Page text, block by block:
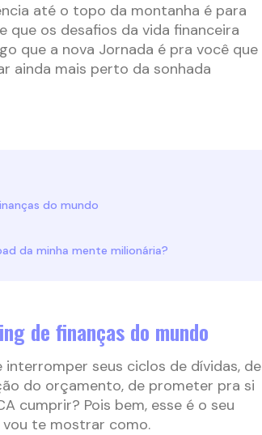
até o topo da montanha é para
que os desafios da vida financeira
que a nova Jornada é pra você que
ainda mais perto da sonhada
do mundo
da minha mente milionária?
de finanças do mundo
seus ciclos de dívidas, de
do orçamento, de prometer pra si
cumprir? Pois bem, esse é o seu
te mostrar como.